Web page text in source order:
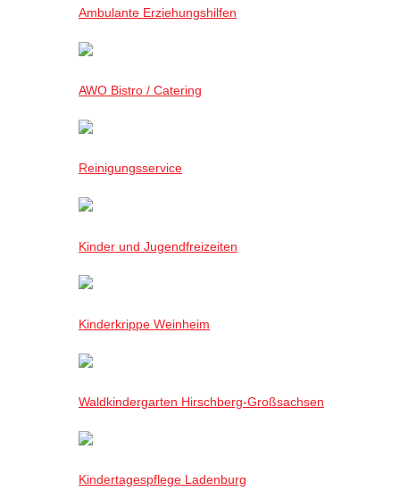
Ambulante Erziehungshilfen
AWO Bistro / Catering
Reinigungsservice
Kinder und Jugendfreizeiten
Kinderkrippe Weinheim
Waldkindergarten Hirschberg-Großsachsen
Kindertagespflege Ladenburg